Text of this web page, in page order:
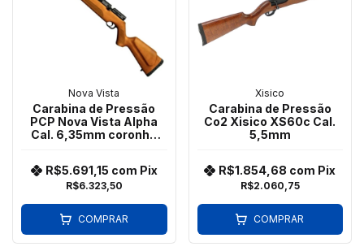
Nova Vista
Carabina de Pressão
PCP Nova Vista Alpha
Cal. 6,35mm coronha
R$6.323,50
R$5.691,15 com Pix
COMPRAR
Xisico
Carabina de Pressão
Co2 Xisico XS60c Cal.
5,5mm
R$2.060,75
R$1.854,68 com Pix
COMPRAR